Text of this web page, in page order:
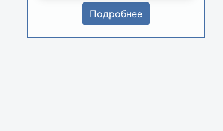
Подробнее